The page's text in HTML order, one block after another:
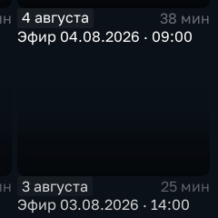
4 августа
38 мин
Эфир 04.08.2026 · 09:00
3 августа
25 мин
Эфир 03.08.2026 · 14:00